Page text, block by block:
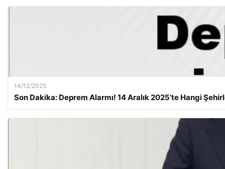
14/12/2025
Son Dakika: Deprem Alarmı! 14 Aralık 2025’te Hangi